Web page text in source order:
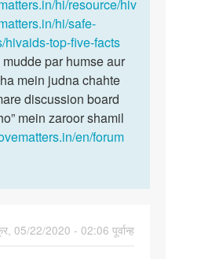
hi/resource/hiv
hi/safe-
hivaids-top-five-facts
par humse aur
mein judna chahte
discussion board
mein zaroor shamil
en/forum
05/22/2020 - 02:06 पूर्वान्ह